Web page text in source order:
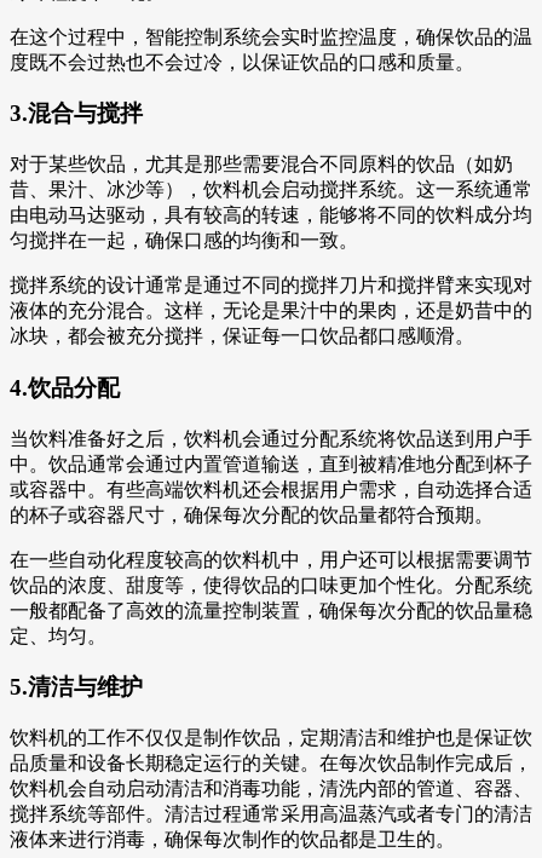
在这个过程中，智能控制系统会实时监控温度，确保饮品的温
度既不会过热也不会过冷，以保证饮品的口感和质量。
3.混合与搅拌
对于某些饮品，尤其是那些需要混合不同原料的饮品（如奶
昔、果汁、冰沙等），饮料机会启动搅拌系统。这一系统通常
由电动马达驱动，具有较高的转速，能够将不同的饮料成分均
匀搅拌在一起，确保口感的均衡和一致。
搅拌系统的设计通常是通过不同的搅拌刀片和搅拌臂来实现对
液体的充分混合。这样，无论是果汁中的果肉，还是奶昔中的
冰块，都会被充分搅拌，保证每一口饮品都口感顺滑。
4.饮品分配
当饮料准备好之后，饮料机会通过分配系统将饮品送到用户手
中。饮品通常会通过内置管道输送，直到被精准地分配到杯子
或容器中。有些高端饮料机还会根据用户需求，自动选择合适
的杯子或容器尺寸，确保每次分配的饮品量都符合预期。
在一些自动化程度较高的饮料机中，用户还可以根据需要调节
饮品的浓度、甜度等，使得饮品的口味更加个性化。分配系统
一般都配备了高效的流量控制装置，确保每次分配的饮品量稳
定、均匀。
5.清洁与维护
饮料机的工作不仅仅是制作饮品，定期清洁和维护也是保证饮
品质量和设备长期稳定运行的关键。在每次饮品制作完成后，
饮料机会自动启动清洁和消毒功能，清洗内部的管道、容器、
搅拌系统等部件。清洁过程通常采用高温蒸汽或者专门的清洁
液体来进行消毒，确保每次制作的饮品都是卫生的。